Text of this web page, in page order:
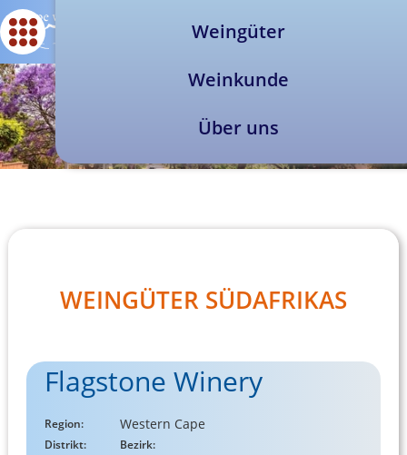
Weingüter
Weinkunde
Über uns
WEINGÜTER SÜDAFRIKAS
Flagstone Winery
Region: Western Cape
Distrikt: Bezirk: